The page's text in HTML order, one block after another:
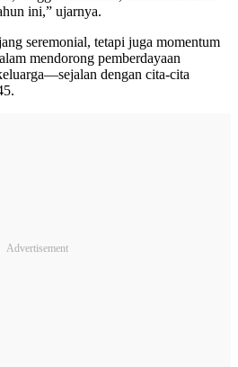
ini,” ujarnya.
seremonial, tetapi juga momentum
mendorong pemberdayaan
dengan cita-cita